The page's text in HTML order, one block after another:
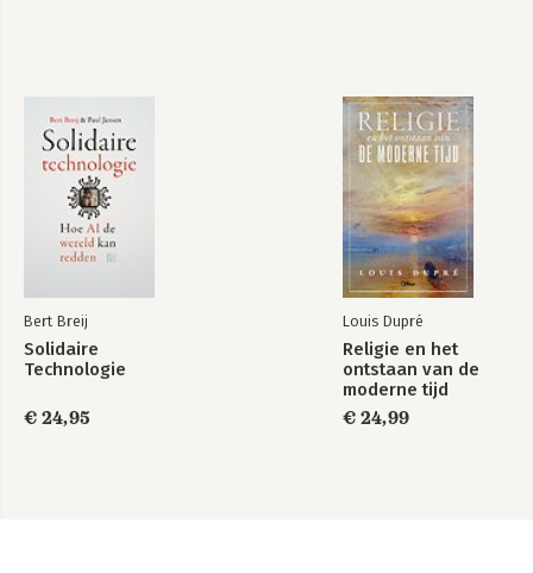
Bert Breij
Solidaire
Technologie
€ 24,95
Louis Dupré
Religie en het
ontstaan van de
moderne tijd
€ 24,99